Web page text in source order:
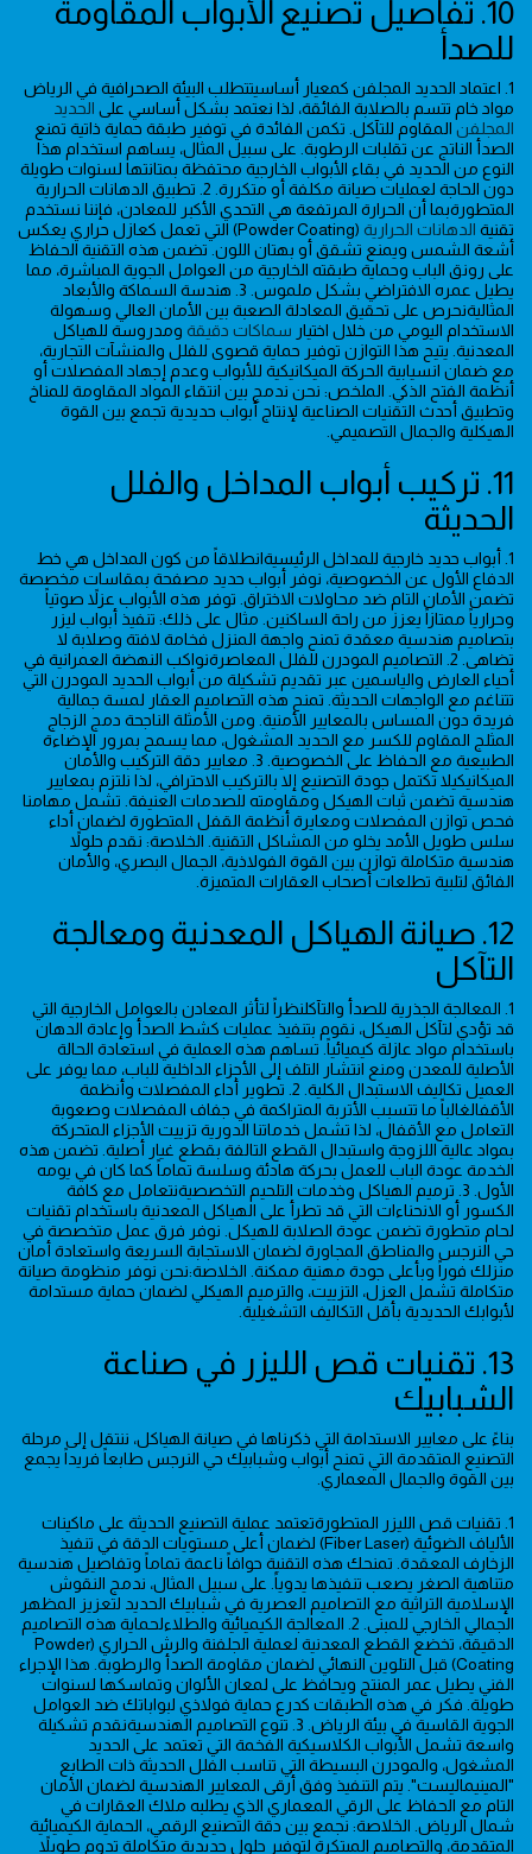
10. تفاصيل تصنيع الأبواب المقاومة
للصدأ
1. اعتماد الحديد المجلفن كمعيار أساسيتتطلب البيئة الصحرافية في الرياض
مواد خام تتسم بالصلابة الفائقة، لذا نعتمد بشكل أساسي على الحديد
المجلفن المقاوم للتآكل. تكمن الفائدة في توفير طبقة حماية ذاتية تمنع
الصدأ الناتج عن تقلبات الرطوبة. على سبيل المثال، يساهم استخدام هذا
النوع من الحديد في بقاء الأبواب الخارجية محتفظة بمتانتها لسنوات طويلة
دون الحاجة لعمليات صيانة مكلفة أو متكررة. 2. تطبيق الدهانات الحرارية
المتطورةبما أن الحرارة المرتفعة هي التحدي الأكبر للمعادن، فإننا نستخدم
تقنية الدهانات الحرارية
(Powder Coating) التي تعمل كعازل حراري يعكس
أشعة الشمس ويمنع تشقق أو بهتان اللون. تضمن هذه التقنية الحفاظ
على رونق الباب وحماية طبقته الخارجية من العوامل الجوية المباشرة، مما
يطيل عمره الافتراضي بشكل ملموس. 3. هندسة السماكة والأبعاد
المثاليةنحرص على تحقيق المعادلة الصعبة بين الأمان العالي وسهولة
الاستخدام اليومي من خلال اختيار سماكات دقيقة ومدروسة للهياكل
المعدنية. يتيح هذا التوازن توفير حماية قصوى للفلل والمنشآت التجارية،
مع ضمان انسيابية الحركة الميكانيكية للأبواب وعدم إجهاد المفصلات أو
أنظمة الفتح الذكي. الملخص: نحن ندمج بين انتقاء المواد المقاومة للمناخ
وتطبيق أحدث التقنيات الصناعية لإنتاج أبواب حديدية تجمع بين القوة
الهيكلية والجمال التصميمي.
11. تركيب أبواب المداخل والفلل
الحديثة
1. أبواب حديد خارجية للمداخل الرئيسيةانطلاقاً من كون المداخل هي خط
الدفاع الأول عن الخصوصية، نوفر أبواب حديد مصفحة بمقاسات مخصصة
تضمن الأمان التام ضد محاولات الاختراق. توفر هذه الأبواب عزلاً صوتياً
وحرارياً ممتازاً يعزز من راحة الساكنين. مثال على ذلك: تنفيذ أبواب ليزر
بتصاميم هندسية معقدة تمنح واجهة المنزل فخامة لافتة وصلابة لا
تضاهى. 2. التصاميم المودرن للفلل المعاصرةنواكب النهضة العمرانية في
أحياء العارض والياسمين عبر تقديم تشكيلة من أبواب الحديد المودرن التي
تتناغم مع الواجهات الحديثة. تمنح هذه التصاميم العقار لمسة جمالية
فريدة دون المساس بالمعايير الأمنية. ومن الأمثلة الناجحة دمج الزجاج
المثلج المقاوم للكسر مع الحديد المشغول، مما يسمح بمرور الإضاءة
الطبيعية مع الحفاظ على الخصوصية. 3. معايير دقة التركيب والأمان
الميكانيكيلا تكتمل جودة التصنيع إلا بالتركيب الاحترافي، لذا نلتزم بمعايير
هندسية تضمن ثبات الهيكل ومقاومته للصدمات العنيفة. تشمل مهامنا
فحص توازن المفصلات ومعايرة أنظمة القفل المتطورة لضمان أداء
سلس طويل الأمد يخلو من المشاكل التقنية. الخلاصة: نقدم حلولاً
هندسية متكاملة توازن بين القوة الفولاذية، الجمال البصري، والأمان
الفائق لتلبية تطلعات أصحاب العقارات المتميزة.
12. صيانة الهياكل المعدنية ومعالجة
التآكل
1. المعالجة الجذرية للصدأ والتآكلنظراً لتأثر المعادن بالعوامل الخارجية التي
قد تؤدي لتآكل الهيكل، نقوم بتنفيذ عمليات كشط الصدأ وإعادة الدهان
باستخدام مواد عازلة كيميائياً. تساهم هذه العملية في استعادة الحالة
الأصلية للمعدن ومنع انتشار التلف إلى الأجزاء الداخلية للباب، مما يوفر على
العميل تكاليف الاستبدال الكلية. 2. تطوير أداء المفصلات وأنظمة
الأقفالغالباً ما تتسبب الأتربة المتراكمة في جفاف المفصلات وصعوبة
التعامل مع الأقفال، لذا تشمل خدماتنا الدورية تزييت الأجزاء المتحركة
بمواد عالية اللزوجة واستبدال القطع التالفة بقطع غيار أصلية. تضمن هذه
الخدمة عودة الباب للعمل بحركة هادئة وسلسة تماماً كما كان في يومه
الأول. 3. ترميم الهياكل وخدمات التلحيم التخصصيةنتعامل مع كافة
الكسور أو الانحناءات التي قد تطرأ على الهياكل المعدنية باستخدام تقنيات
لحام متطورة تضمن عودة الصلابة للهيكل. نوفر فرق عمل متخصصة في
حي النرجس والمناطق المجاورة لضمان الاستجابة السريعة واستعادة أمان
منزلك فوراً وبأعلى جودة مهنية ممكنة. الخلاصة:نحن نوفر منظومة صيانة
متكاملة تشمل العزل، التزييت، والترميم الهيكلي لضمان حماية مستدامة
لأبوابك الحديدية بأقل التكاليف التشغيلية.
13. تقنيات قص الليزر في صناعة
الشبابيك
بناءً على معايير الاستدامة التي ذكرناها في صيانة الهياكل، ننتقل إلى مرحلة
التصنيع المتقدمة التي تمنح أبواب وشبابيك حي النرجس طابعاً فريداً يجمع
بين القوة والجمال المعماري.
1. تقنيات قص الليزر المتطورةتعتمد عملية التصنيع الحديثة على ماكينات
الألياف الضوئية (Fiber Laser) لضمان أعلى مستويات الدقة في تنفيذ
الزخارف المعقدة. تمنحك هذه التقنية حوافاً ناعمة تماماً وتفاصيل هندسية
متناهية الصغر يصعب تنفيذها يدوياً. على سبيل المثال، ندمج النقوش
الإسلامية التراثية مع التصاميم العصرية في شبابيك الحديد لتعزيز المظهر
الجمالي الخارجي للمبنى. 2. المعالجة الكيميائية والطلاءلحماية هذه التصاميم
الدقيقة، تخضع القطع المعدنية لعملية الجلفنة والرش الحراري (Powder
Coating) قبل التلوين النهائي لضمان مقاومة الصدأ والرطوبة. هذا الإجراء
الفني يطيل عمر المنتج ويحافظ على لمعان الألوان وتماسكها لسنوات
طويلة. فكر في هذه الطبقات كدرع حماية فولاذي لبواباتك ضد العوامل
الجوية القاسية في بيئة الرياض. 3. تنوع التصاميم الهندسيةنقدم تشكيلة
واسعة تشمل الأبواب الكلاسيكية الفخمة التي تعتمد على الحديد
المشغول، والمودرن البسيطة التي تناسب الفلل الحديثة ذات الطابع
"المينيماليست". يتم التنفيذ وفق أرقى المعايير الهندسية لضمان الأمان
التام مع الحفاظ على الرقي المعماري الذي يطلبه ملاك العقارات في
شمال الرياض. الخلاصة: نجمع بين دقة التصنيع الرقمي، الحماية الكيميائية
المتقدمة، والتصاميم المبتكرة لتوفير حلول حديدية متكاملة تدوم طويلاً